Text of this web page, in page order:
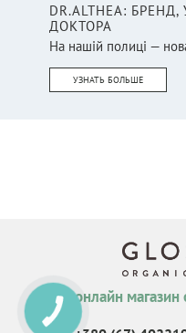
DR.ALTHEA:
ДОКТОРА
На нашій полиці —
УЗНАТЬ БОЛЬШЕ
онлайн магазин
КНОПКА
СВЯЗИ